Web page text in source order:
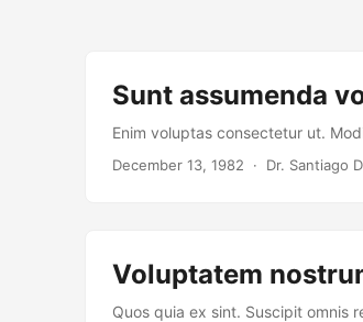
Sunt assumenda
Enim voluptas consectetur ut.
December 13, 1982 · Dr. Santiago
Voluptatem
Quos quia ex sint. Suscipit omnis